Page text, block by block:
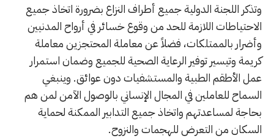
وتذكر اللجنة الدولية جميع أطراف النزاع بضرورة اتخاذ جميع
الاحتياطات اللازمة للحد من وقوع خسائر في أرواح المدنيين
وأضرار بالممتلكات، فضلاً عن معاملة المحتجزين معاملة
كريمة وتيسير توفير الرعاية الصحية للجميع وضمان استمرار
عمل الأطقم الطبية والمستشفيات دون عوائق. وينبغي
السماح للعاملين في المجال الإنساني بالوصول الآمن لمن هم
بحاجة لمساعدتهم واتخاذ جميع التدابير الممكنة لحماية
السكان من التعرض للهجمات والنزوح.